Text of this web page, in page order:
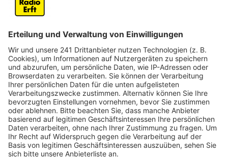
Nachts werden Schienen angeliefert
Anzeige
Die Mülheimer Brücke in Köln ist wegen
Sanierungsarbeiten bereits seit fast einem Jahr in
Richtung Niehl gesperrt. Jetzt wird die Brücke in den
kommenden Nächten vom 7. bis zum 10. Januar voll